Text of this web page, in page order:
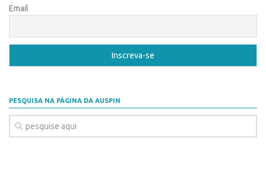
InovaUSP
Bússola da Inovação
Fala Inovação (Webinar)
SciBiz
Email
PESQUISA NA PÁGINA DA AUSPIN